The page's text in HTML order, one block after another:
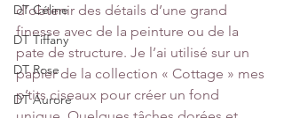
DT Céline
DT Tiffany
DT Rose
DT Aurore
d’obtenir des détails d’une grand
finesse avec de la peinture ou de la
pate de structure. Je l’ai utilisé sur un
papier de la collection « Cottage » mes
p’tits ciseaux pour créer un fond